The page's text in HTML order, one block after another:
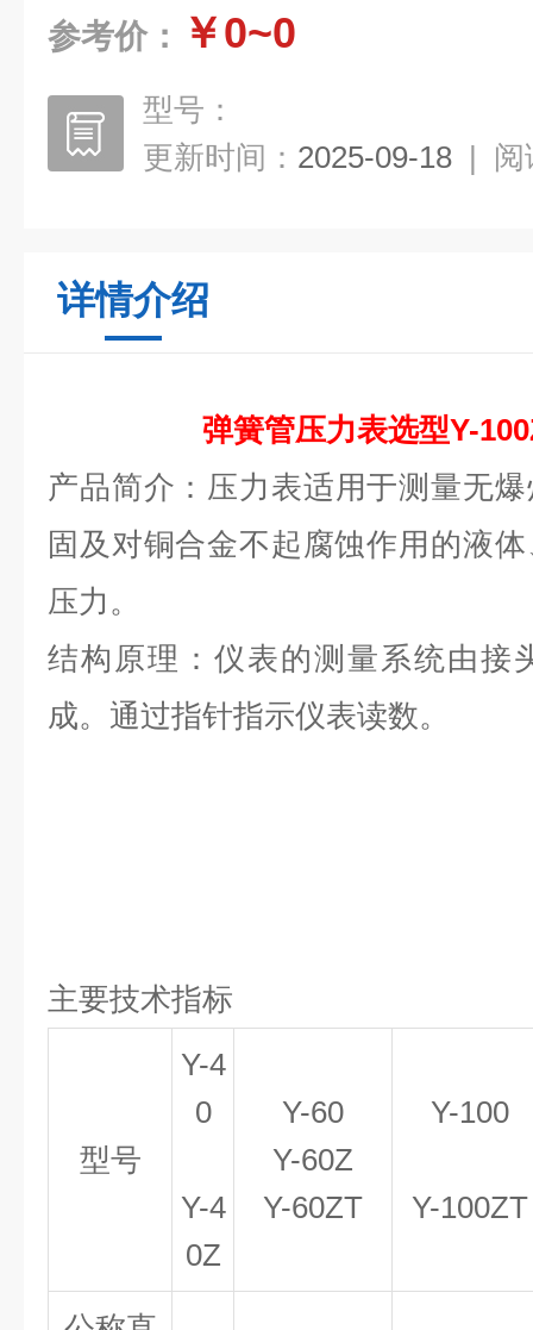
参考价： ￥0~0
型号：
更新时间： 2025-09-18 | 阅
详情介绍
弹簧管压力表选型Y-
产品简介： 压力表适用于测量无
固及对铜合金不起腐蚀作用的液
压力。
结构原理： 仪表的测量系统由接
成。通过指针指示仪表读数。
主要技术指标
型号
Y-4
0
Y-4
0Z
Y-60
Y-60Z
Y-60ZT
Y-100
Y-100ZT